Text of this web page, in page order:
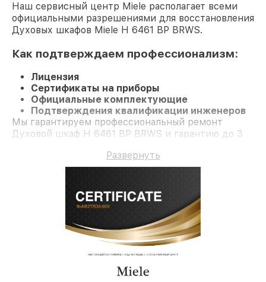
Наш сервисный центр Miele располагает всеми
официальными разрешениями для восстановления
Духовых шкафов Miele H 6461 BP BRWS.
Как подтверждаем профессионализм:
Лицензия
Сертификаты на приборы
Официальные комплектующие
Подтверждения квалификации инженеров
Мы гарантируем профессиональный ремонт
Духовой шкаф H 6461 BP BRWS и гарантию до 3
Развернуть